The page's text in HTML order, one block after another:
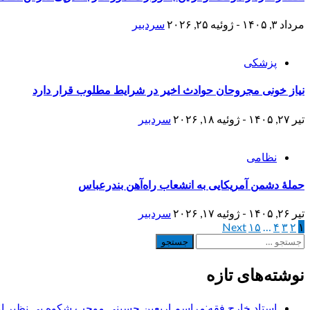
مرداد ۳, ۱۴۰۵ - ژوئیه ۲۵, ۲۰۲۶ سردبیر
پزشکی
نیاز خونی مجروحان حوادث اخیر در شرایط مطلوب قرار دارد
تیر ۲۷, ۱۴۰۵ - ژوئیه ۱۸, ۲۰۲۶ سردبیر
نظامی
حملۀ دشمن آمریکایی به انشعاب راه‌آهن بندرعباس
تیر ۲۶, ۱۴۰۵ - ژوئیه ۱۷, ۲۰۲۶ سردبیر
صفحه‌بندی
نوشته‌ها
۱ ۲۳ ۴ … ۱۵ Next
جستجو
نوشته‌های تازه